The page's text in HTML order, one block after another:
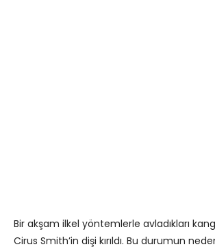
Bir akşam ilkel yöntemlerle avladıkları
Cirus Smith’in dişi kırıldı. Bu durumun